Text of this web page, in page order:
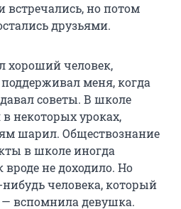
встречались, но потом
друзьями.
хороший человек,
меня, когда
советы. В школе
некоторых уроках,
шарил. Обществознание
в школе иногда
не доходило. Но
человека, который
— вспомнила девушка.